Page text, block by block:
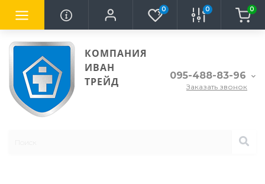
0 0 0
КОМПАНИЯ
ИВАН
ТРЕЙД
095-488-83-96
Заказать звонок